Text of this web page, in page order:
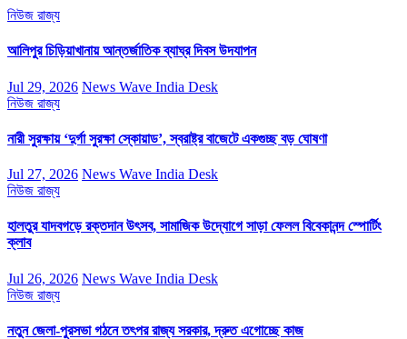
নিউজ রাজ্য
আলিপুর চিড়িয়াখানায় আন্তর্জাতিক ব্যাঘ্র দিবস উদযাপন
Jul 29, 2026 News Wave India Desk
নিউজ রাজ্য
নারী সুরক্ষায় ‘দুর্গা সুরক্ষা স্কোয়াড’, স্বরাষ্ট্র বাজেটে একগুচ্ছ বড় ঘোষণা
Jul 27, 2026 News Wave India Desk
নিউজ রাজ্য
হালতুর যাদবগড়ে রক্তদান উৎসব, সামাজিক উদ্যোগে সাড়া ফেলল বিবেকানন্দ স্পোর্টিং
ক্লাব
Jul 26, 2026 News Wave India Desk
নিউজ রাজ্য
নতুন জেলা-পুরসভা গঠনে তৎপর রাজ্য সরকার, দ্রুত এগোচ্ছে কাজ